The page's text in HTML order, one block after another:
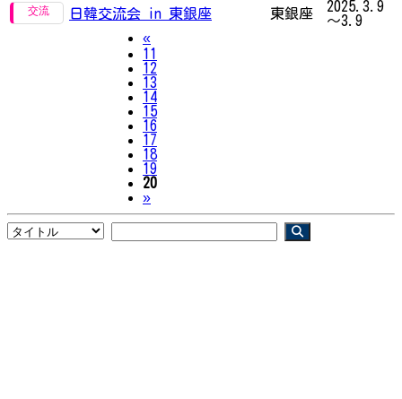
日韓交流会 in 東銀座 東銀座
2025.3.9
～3.9
«Previous
11
12
13
14
15
16
17
18
19
20
»Next